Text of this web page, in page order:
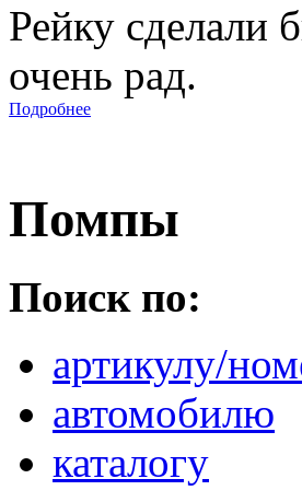
Рейку сделали
очень рад.
Подробнее
Помпы
Поиск по:
артикулу/
автомобилю
каталогу